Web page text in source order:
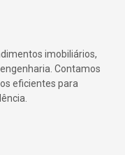
imobiliários,
Contamos
eficientes para